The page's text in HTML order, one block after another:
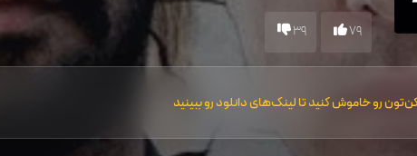
79
39
رو خاموش کنید تا لینک‌های دانلود رو ببینید